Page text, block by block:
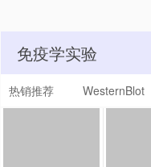
免疫学实验
热销推荐 WesternBlot